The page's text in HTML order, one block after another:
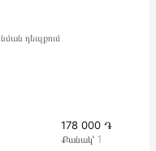
դեպքում
178 000 ֏
Քանակ՝ 1